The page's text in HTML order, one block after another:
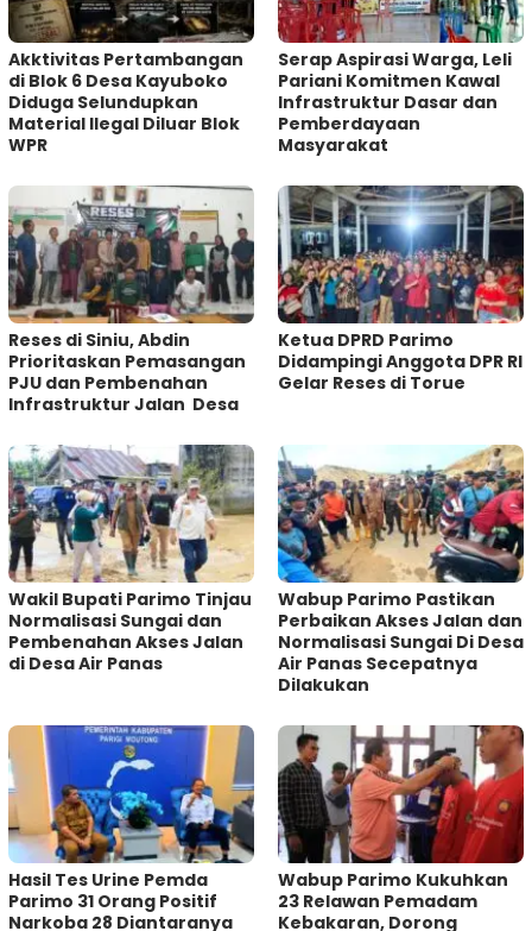
Akktivitas Pertambangan
di Blok 6 Desa Kayuboko
Diduga Selundupkan
Material Ilegal Diluar Blok
WPR
Serap Aspirasi Warga, Leli
Pariani Komitmen Kawal
Infrastruktur Dasar dan
Pemberdayaan
Masyarakat
Reses di Siniu, Abdin
Prioritaskan Pemasangan
PJU dan Pembenahan
Infrastruktur Jalan Desa
Ketua DPRD Parimo
Didampingi Anggota DPR RI
Gelar Reses di Torue
Wakil Bupati Parimo Tinjau
Normalisasi Sungai dan
Pembenahan Akses Jalan
di Desa Air Panas
Wabup Parimo Pastikan
Perbaikan Akses Jalan dan
Normalisasi Sungai Di Desa
Air Panas Secepatnya
Dilakukan
Hasil Tes Urine Pemda
Parimo 31 Orang Positif
Narkoba 28 Diantaranya
Wabup Parimo Kukuhkan
23 Relawan Pemadam
Kebakaran, Dorong